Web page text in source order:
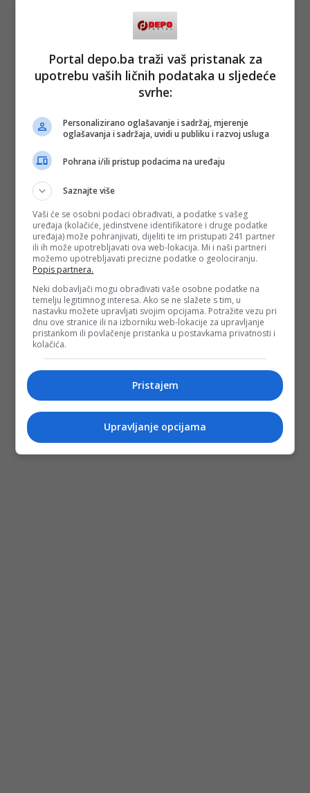
Portal depo.ba traži vaš pristanak za
upotrebu vaših ličnih podataka u sljedeće
svrhe:
Personalizirano oglašavanje i sadržaj, mjerenje
oglašavanja i sadržaja, uvidi u publiku i razvoj usluga
Pohrana i/ili pristup podacima na uređaju
Saznajte više
Vaši će se osobni podaci obrađivati, a podatke s vašeg
uređaja (kolačiće, jedinstvene identifikatore i druge podatke
uređaja) može pohranjivati, dijeliti te im pristupati 241 partner
ili ih može upotrebljavati ova web-lokacija. Mi i naši partneri
možemo upotrebljavati precizne podatke o geolociranju.
Popis partnera.
Neki dobavljači mogu obrađivati vaše osobne podatke na
temelju legitimnog interesa. Ako se ne slažete s tim, u
nastavku možete upravljati svojim opcijama. Potražite vezu pri
dnu ove stranice ili na izborniku web-lokacije za upravljanje
pristankom ili povlačenje pristanka u postavkama privatnosti i
kolačića.
Pristajem
Upravljanje opcijama